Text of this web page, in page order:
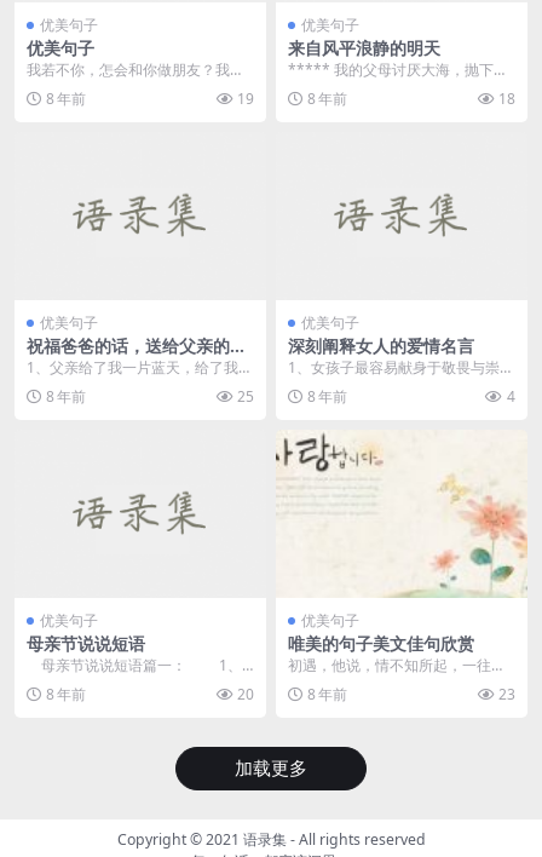
优美句子
优美句子
我若不你，怎会和你做朋友？我若
你，怎会仅仅与你做朋友？ —&md
as...8 年前 19
优美句子
来自风平浪静的明天
***** 我的父母讨厌大海，抛下了
不愿离开大海的爷爷，去了城里。
然而，我很喜欢...
8 年前 18
优美句子
祝福爸爸的话，送给父亲的祝
福语
1、父亲给了我一片蓝天，给了我一
方沃土，父亲是我生命里永远的太
阳，祝父亲快乐！ ...
8 年前 25
优美句子
深刻阐释女人的爱情名言
1、女孩子最容易献身于敬畏与崇
拜。 2、男人味是什么味道，女人
味又...8 年前 4
优美句子
母亲节说说短语
母亲节说说短语篇一： 1、
"母爱如水,浇灌我们荒芜的心;母爱
如...8 年前 20
优美句子
唯美的句子美文佳句欣赏
初遇，他说，情不知所起，一往而
深，生者可以死，死可以生。 情
浓，他说...
8 年前 23
加载更多
Copyright © 2021 语录集- All rights reserved